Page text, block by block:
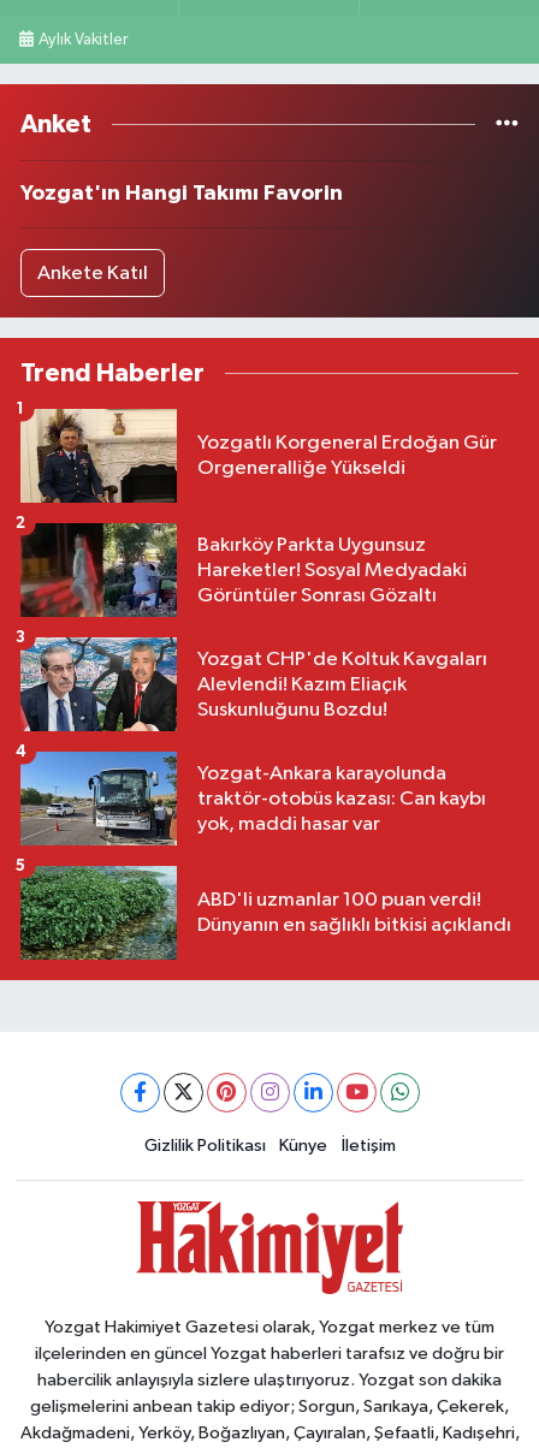
Aylık Vakitler
Anket
Yozgat'ın Hangi Takımı Favorin
Ankete Katıl
Trend Haberler
Yozgatlı Korgeneral Erdoğan Gür
Orgeneralliğe Yükseldi
1
Bakırköy Parkta Uygunsuz
Hareketler! Sosyal Medyadaki
Görüntüler Sonrası Gözaltı
2
Yozgat CHP'de Koltuk Kavgaları
Alevlendi! Kazım Eliaçık
Suskunluğunu Bozdu!
3
Yozgat-Ankara karayolunda
traktör-otobüs kazası: Can kaybı
yok, maddi hasar var
4
ABD'li uzmanlar 100 puan verdi!
Dünyanın en sağlıklı bitkisi açıklandı
5
Gizlilik Politikası Künye İletişim
Yozgat Hakimiyet Gazetesi olarak, Yozgat merkez ve tüm
ilçelerinden en güncel Yozgat haberleri tarafsız ve doğru bir
habercilik anlayışıyla sizlere ulaştırıyoruz. Yozgat son dakika
gelişmelerini anbean takip ediyor; Sorgun, Sarıkaya, Çekerek,
Akdağmadeni, Yerköy, Boğazlıyan, Çayıralan, Şefaatli, Kadışehri,